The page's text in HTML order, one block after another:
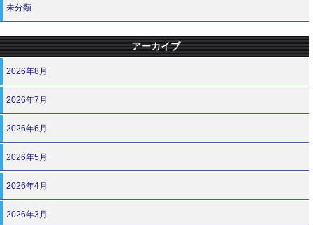
未分類
アーカイブ
2026年8月
2026年7月
2026年6月
2026年5月
2026年4月
2026年3月